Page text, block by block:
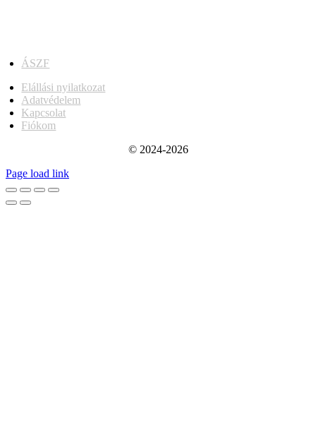
ÁSZF
Elállási nyilatkozat
Adatvédelem
Kapcsolat
Fiókom
© 2024-2026
Page load link